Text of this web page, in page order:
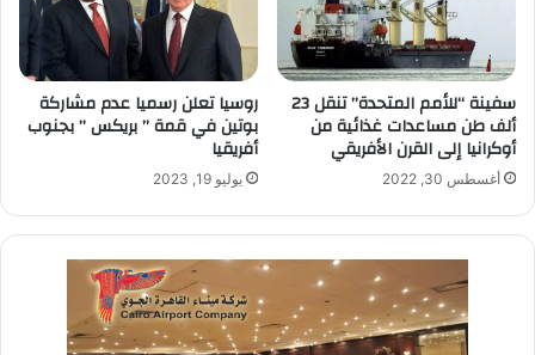
سفينة “للأمم المتحدة” تنقل 23
ألف طن مساعدات غذائية من
أوكرانيا إلى القرن الأفريقي
أغسطس 30, 2022
روسيا تعلن رسميا عدم مشاركة
بوتين في قمة ” بريكس ” بجنوب
أفريقيا
يوليو 19, 2023